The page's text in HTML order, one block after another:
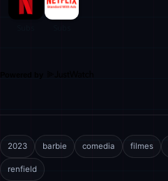
2023 barbie comedia filmes
renfield